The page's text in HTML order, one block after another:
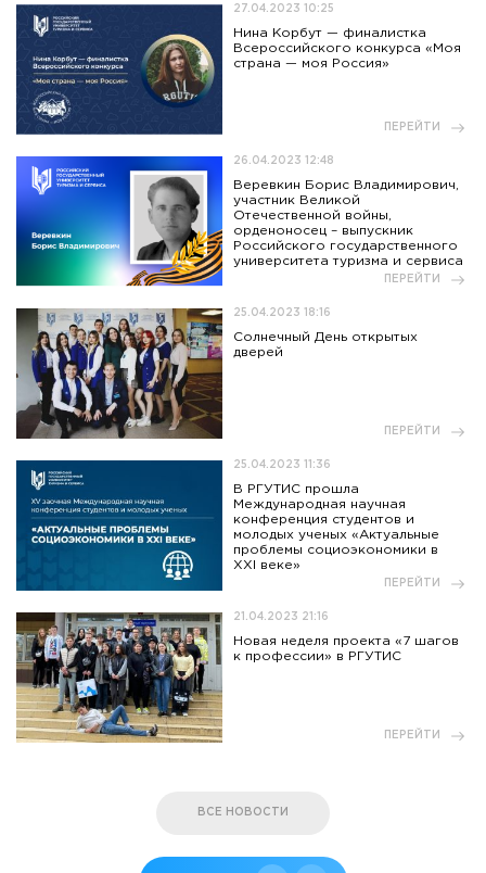
27.04.2023 10:25
Нина Корбут — финалистка
Всероссийского конкурса «Моя
страна — моя Россия»
ПЕРЕЙТИ
26.04.2023 12:48
Веревкин Борис Владимирович,
участник Великой
Отечественной войны,
орденоносец – выпускник
Российского государственного
университета туризма и сервиса
ПЕРЕЙТИ
25.04.2023 18:16
Солнечный День открытых
дверей
ПЕРЕЙТИ
25.04.2023 11:36
В РГУТИС прошла
Международная научная
конференция студентов и
молодых ученых «Актуальные
проблемы социоэкономики в
XXI веке»
ПЕРЕЙТИ
21.04.2023 21:16
Новая неделя проекта «7 шагов
к профессии» в РГУТИС
ПЕРЕЙТИ
ВСЕ НОВОСТИ